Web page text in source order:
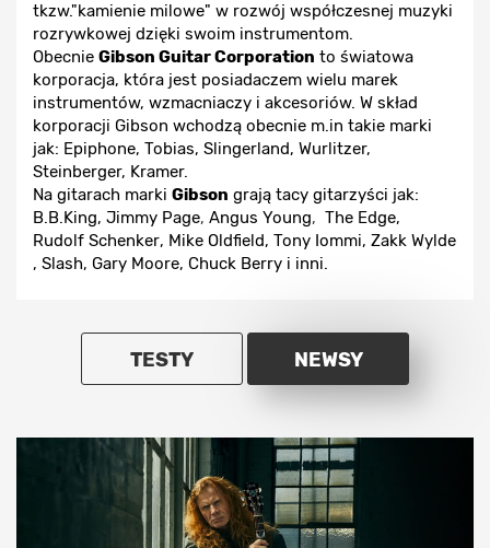
tkzw."kamienie milowe" w rozwój współczesnej muzyki
rozrywkowej dzięki swoim instrumentom.
Obecnie Gibson Guitar Corporation to światowa
korporacja, która jest posiadaczem wielu marek
instrumentów, wzmacniaczy i akcesoriów. W skład
korporacji Gibson wchodzą obecnie m.in takie marki
jak: Epiphone, Tobias, Slingerland, Wurlitzer,
Steinberger, Kramer.
Na gitarach marki Gibson grają tacy gitarzyści jak:
B.B.King, Jimmy Page, Angus Young, The Edge,
Rudolf Schenker, Mike Oldfield, Tony Iommi, Zakk Wylde
, Slash, Gary Moore, Chuck Berry i inni.
TESTY NEWSY